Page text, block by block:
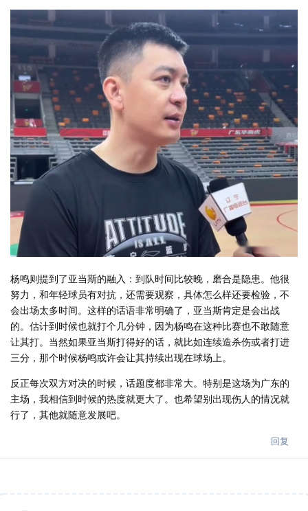
杨鸣则提到了亚当斯的融入：到队时间比较晚，磨合是隐患。他很
努力，和年轻球员有对抗，还需要观察，具体怎么样还要检验，不
会出场太多时间。这样的话语非常明确了，亚当斯肯定是会出战
的。估计到时候也就打个几分钟，因为杨鸣在这种比赛也不敢随意
让其打。当然如果亚当斯打得好的话，就比如连续造杀伤或者打进
三分，那个时候杨鸣或许会让其持续出现在球场上。
反正每次双方对决的时候，话题度都非常大。特别是这场为广东的
主场，我相信到时候的热度就更大了。也希望别出现伤人的情况就
行了，其他就随意发展吧。
回复